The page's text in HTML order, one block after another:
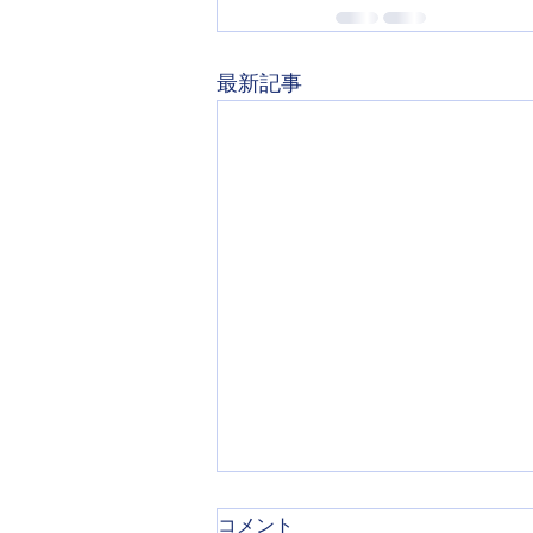
最新記事
コメント